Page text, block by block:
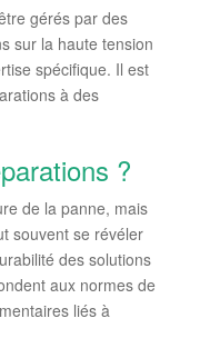
gérés par des
sur la haute tension
spécifique. Il est
à des
?
de la panne, mais
souvent se révéler
des solutions
aux normes de
liés à